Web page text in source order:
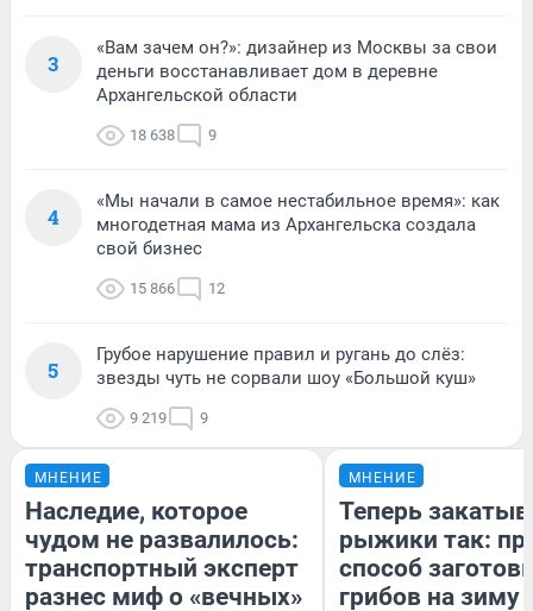
3
«Вам зачем он?»: дизайнер из Москвы за свои
деньги восстанавливает дом в деревне
Архангельской области
18 638 9
4
«Мы начали в самое нестабильное время»: как
многодетная мама из Архангельска создала
свой бизнес
15 866 12
5
Грубое нарушение правил и ругань до слёз:
звезды чуть не сорвали шоу «Большой куш»
9 219 9
МНЕНИЕ
Наследие, которое
чудом не развалилось:
транспортный эксперт
разнес миф о «вечных»
МНЕНИЕ
Теперь
рыжики так:
способ
грибов на зиму